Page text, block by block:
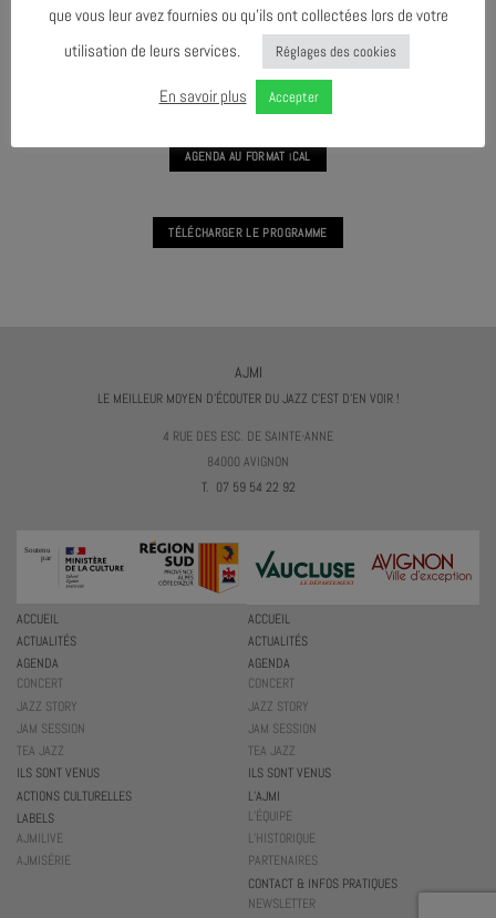
AGENDA AU FORMATICAL
TÉLÉCHARGER LE PROGRAMME
AJMI
LE MEILLEUR MOYEN D'ÉCOUTER DU JAZZ C'EST D'EN VOIR !
4 RUE DES ESC. DE SAINTE-ANNE
84000 AVIGNON
T. 07 59 54 22 92
ACCUEIL
ACTUALITÉS
AGENDA
CONCERT
JAZZ STORY
JAM SESSION
TEA JAZZ
ILS SONT VENUS
ACCUEIL
ACTUALITÉS
AGENDA
CONCERT
JAZZ STORY
JAM SESSION
TEA JAZZ
ILS SONT VENUS
ACTIONS CULTURELLES
LABELS
AJMILIVE
AJMISÉRIE
L’AJMI
L’ÉQUIPE
L’HISTORIQUE
PARTENAIRES
CONTACT & INFOS PRATIQUES
NEWSLETTER
que vous leur avez fournies ou qu’ils ont collectées lors de votre
utilisation de leurs services.
Réglages des cookies
En savoir plus Accepter